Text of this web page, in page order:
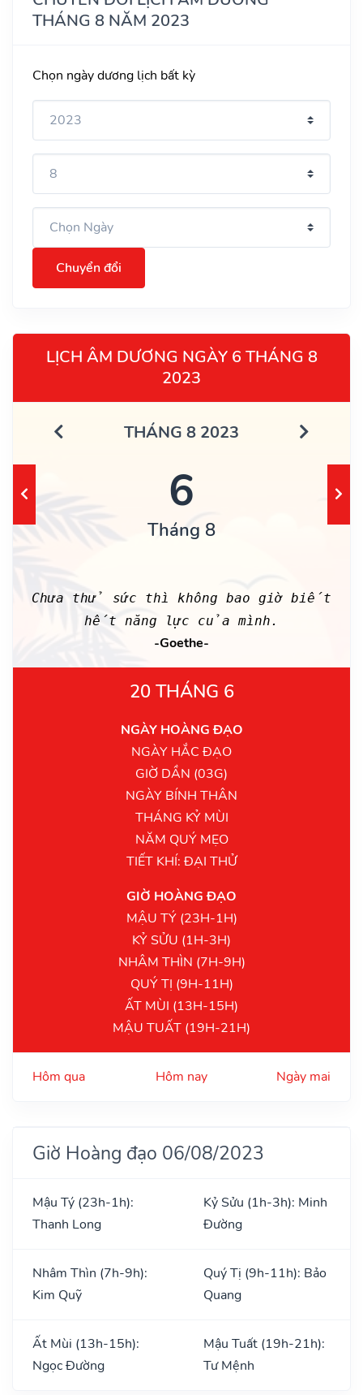
THÁNG 8 NĂM 2023
Chọn ngày dương lịch bất kỳ
Chuyển đổi
LỊCH ÂM DƯƠNG NGÀY 6 THÁNG 8
2023
THÁNG 8 2023
6
Tháng 8
Chưa thử sức thì không bao giờ biết
hết năng lực của mình.
-Goethe-
20 THÁNG 6
NGÀY HOÀNG ĐẠO
NGÀY HẮC ĐẠO
GIỜ DẦN (03G)
NGÀY BÍNH THÂN
THÁNG KỶ MÙI
NĂM QUÝ MẸO
TIẾT KHÍ: ĐẠI THỬ
GIỜ HOÀNG ĐẠO
MẬU TÝ (23H-1H)
KỶ SỬU (1H-3H)
NHÂM THÌN (7H-9H)
QUÝ TỊ (9H-11H)
ẤT MÙI (13H-15H)
MẬU TUẤT (19H-21H)
Hôm qua Hôm nay Ngày mai
Giờ Hoàng đạo 06/08/2023
Mậu Tý (23h-1h):
Thanh Long
Kỷ Sửu (1h-3h): Minh
Đường
Nhâm Thìn (7h-9h):
Kim Quỹ
Quý Tị (9h-11h): Bảo
Quang
Ất Mùi (13h-15h):
Ngọc Đường
Mậu Tuất (19h-21h):
Tư Mệnh